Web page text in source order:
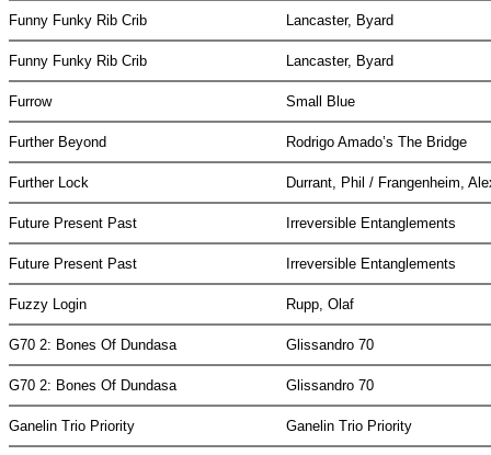
Funny Funky Rib Crib Lancaster, Byard
Funny Funky Rib Crib Lancaster, Byard
Furrow Small Blue
Further Beyond Rodrigo Amado’s The Bridge
Further Lock Durrant, Phil / Frangenheim,
Future Present Past Irreversible Entanglements
Future Present Past Irreversible Entanglements
Fuzzy Login Rupp, Olaf
G70 2: Bones Of Dundasa Glissandro 70
G70 2: Bones Of Dundasa Glissandro 70
Ganelin Trio Priority Ganelin Trio Priority